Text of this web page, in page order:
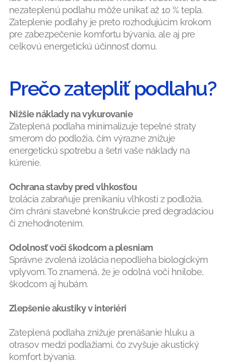
nezateplenú podlahu môže unikať až 10 % tepla.
Zateplenie podlahy je preto rozhodujúcim krokom
pre zabezpečenie komfortu bývania, ale aj pre
celkovú energetickú účinnosť domu.
Prečo zatepliť podlahu?
Nižšie náklady na vykurovanie
Zateplená podlaha minimalizuje tepelné straty
smerom do podložia, čím výrazne znižuje
energetickú spotrebu a šetrí vaše náklady na
kúrenie.
Ochrana stavby pred vlhkosťou
Izolácia zabraňuje prenikaniu vlhkosti z podložia,
čím chráni stavebné konštrukcie pred degradáciou
či znehodnotením.
Odolnosť voči škodcom a plesniam
Správne zvolená izolácia nepodlieha biologickým
vplyvom. To znamená, že je odolná voči hnilobe,
škodcom aj hubám.
Zlepšenie akustiky v interiéri
Zateplená podlaha znižuje prenášanie hluku a
otrasov medzi podlažiami, čo zvyšuje akustický
komfort bývania.